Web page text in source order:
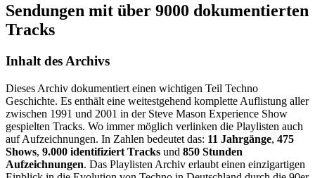
Sendungen mit über 9000 dokumentierten
Tracks
Inhalt des Archivs
Dieses Archiv dokumentiert einen wichtigen Teil Techno
Geschichte. Es enthält eine weitestgehend komplette Auflistung aller
zwischen 1991 und 2001 in der Steve Mason Experience Show
gespielten Tracks. Wo immer möglich verlinken die Playlisten auch
auf Aufzeichnungen. In Zahlen bedeutet das: 11 Jahrgänge, 475
Shows, 9.000 identifiziert Tracks und 850 Stunden
Aufzeichnungen. Das Playlisten Archiv erlaubt einen einzigartigen